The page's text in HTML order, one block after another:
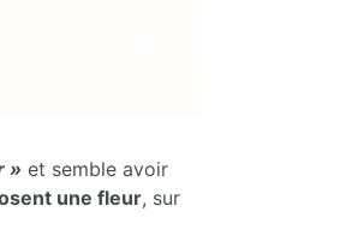
» et semble avoir
une fleur, sur